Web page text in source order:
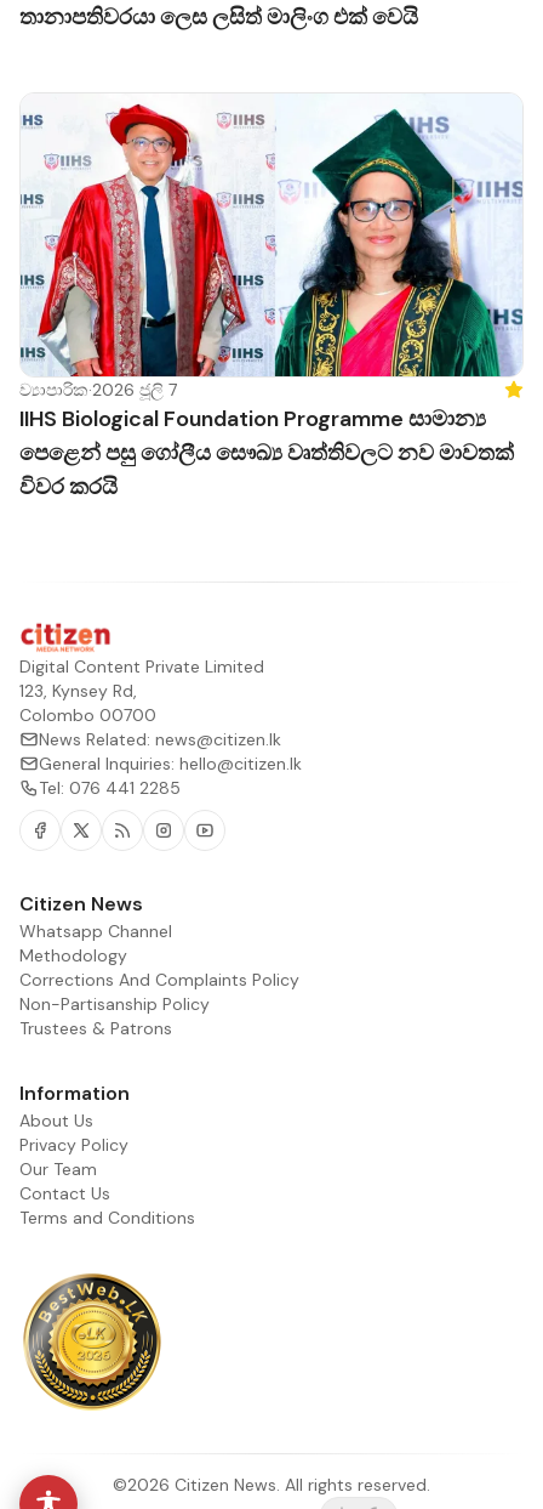
තානාපතිවරයා ලෙස ලසිත් මාලිංග එක් වෙයි
ව්‍යාපාරික·2026 ජූලි 7
IIHS Biological Foundation Programme සාමාන්‍ය
පෙළෙන් පසු ගෝලීය සෞඛ්‍ය වෘත්තිවලට නව මාවතක්
විවර කරයි
Digital Content Private Limited
123, Kynsey Rd,
Colombo 00700
News Related: news@citizen.lk
General Inquiries: hello@citizen.lk
Tel: 076 441 2285
Facebook
Twitter
RSS InstagramYoutube
Citizen News
Whatsapp Channel
Methodology
Corrections And Complaints Policy
Non-Partisanship Policy
Trustees & Patrons
Information
About Us
Privacy Policy
Our Team
Contact Us
Terms and Conditions
©2026 Citizen News. All rights reserved.